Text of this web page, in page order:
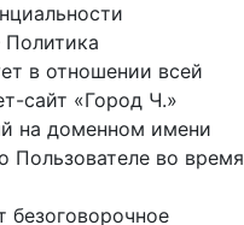
Политика
в отношении всей
сайт «Город Ч.»
на доменном имени
Пользователе во время
безоговорочное